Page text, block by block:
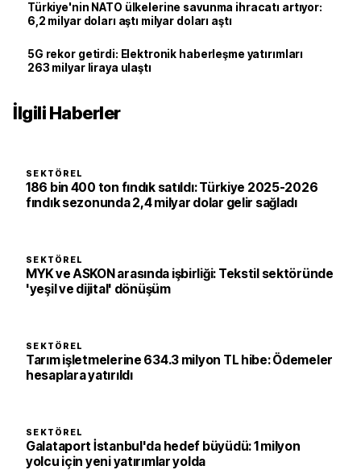
Türkiye'nin NATO ülkelerine savunma ihracatı artıyor:
6,2 milyar doları aştı milyar doları aştı
5G rekor getirdi: Elektronik haberleşme yatırımları
263 milyar liraya ulaştı
İlgili Haberler
SEKTÖREL
186 bin 400 ton fındık satıldı: Türkiye 2025-2026
fındık sezonunda 2,4 milyar dolar gelir sağladı
SEKTÖREL
MYK ve ASKON arasında işbirliği: Tekstil sektöründe
'yeşil ve dijital' dönüşüm
SEKTÖREL
Tarım işletmelerine 634.3 milyon TL hibe: Ödemeler
hesaplara yatırıldı
SEKTÖREL
Galataport İstanbul'da hedef büyüdü: 1 milyon
yolcu için yeni yatırımlar yolda